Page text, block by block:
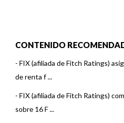
CONTENIDO
- FIX (afiliada de Fitch Ratings)
de renta f ...
- FIX (afiliada de Fitch Ratings)
sobre 16 F ...